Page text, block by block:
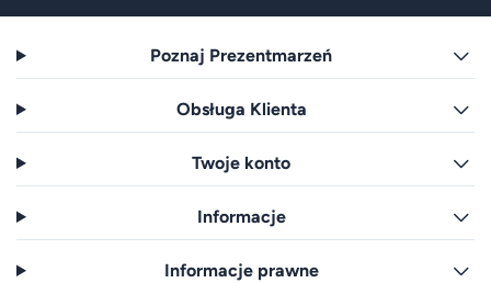
Poznaj Prezentmarzeń
Obsługa Klienta
Twoje konto
Informacje
Informacje prawne